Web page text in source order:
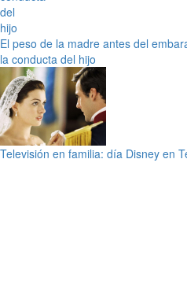
El peso de la madre antes del
la conducta del hijo
Televisión en familia: día Disney en